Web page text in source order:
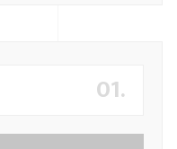
01.